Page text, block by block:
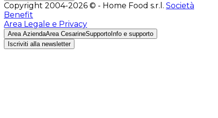
Copyright 2004-2026 © - Home Food s.r.l. Società
Benefit
Area Legale e Privacy
Area AziendaArea CesarineSupporto Info e supporto
Iscriviti alla newsletter